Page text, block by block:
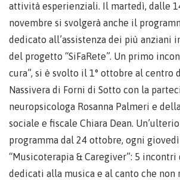
attività esperienziali. Il martedì, dalle
novembre si svolgerà anche il
dedicato all’assistenza dei più anziani
del progetto “SiFaRete”. Un primo
cura”, si è svolto il 1° ottobre al centro
Nassivera di Forni di Sotto con la
neuropsicologa Rosanna Palmeri e
sociale e fiscale Chiara Dean.
programma dal 24 ottobre, ogni
“Musicoterapia & Caregiver”: 5
dedicati alla musica e al canto che non